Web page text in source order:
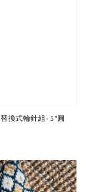
替換式輪針組- 5“圓